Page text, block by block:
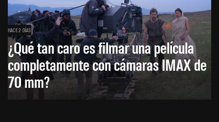
HACE 2 DÍAS
¿Qué tan caro es filmar una película
completamente con cámaras IMAX de
70 mm?